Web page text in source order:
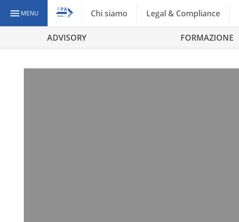
MENU Chi siamo Legal & Compliance
ADVISORY FORMAZIONE